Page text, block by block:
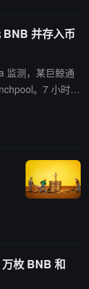
，
BNB 并存入币
监测，某巨鲸通
。7 小时前
期 HMSTR 新币
枚 BNB 和